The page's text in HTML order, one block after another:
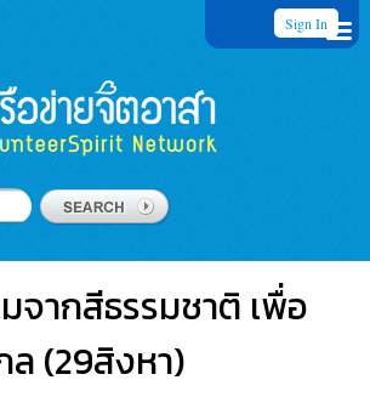
Sign In
จากสีธรรมชาติ เพื่อ
ล (29สิงหา)